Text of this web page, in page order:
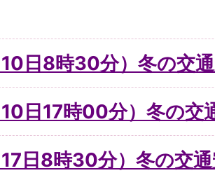
10日8時30分）冬の交
10日17時00分）冬の
17日8時30分）冬の交